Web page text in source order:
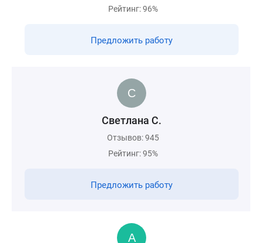
Рейтинг: 96%
Предложить работу
Светлана С.
Отзывов: 945
Рейтинг: 95%
Предложить работу